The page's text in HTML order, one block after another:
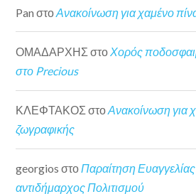
Pan στοΑνακοίνωση για χαμένο
ΟΜΑΔΑΡΧΗΣ στοΧορός
στο Precious
ΚΛΕΦΤΑΚΟΣ στοΑνακοίνωση για
ζωγραφικής
georgios στοΠαραίτηση
αντιδήμαρχος Πολιτισμού